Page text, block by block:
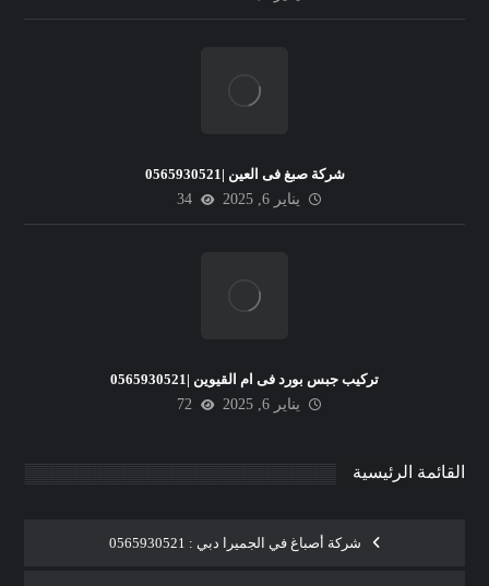
شركة صبغ فى العين |0565930521
يناير 6, 2025
34
تركيب جبس بورد فى ام القيوين |0565930521
يناير 6, 2025
72
القائمة الرئيسية
شركة أصباغ في الجميرا دبي : 0565930521